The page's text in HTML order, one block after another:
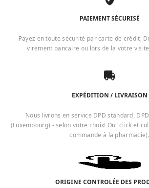
PAIEMENT SÉCURISÉ
Payez en toute sécurité par carte de crédit,
virement bancaire ou lors de la votre
EXPÉDITION / LIVRAISON
Nous livrons en service DPD standard,
(Luxembourg) - selon votre choix! Ou "click et
commande à la pharmacie).
ORIGINE CONTROLÉE DES